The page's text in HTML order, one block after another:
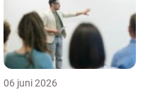
06 juni 2026